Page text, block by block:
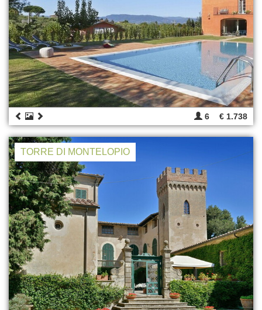
6 € 1.738
TORRE DI MONTELOPIO